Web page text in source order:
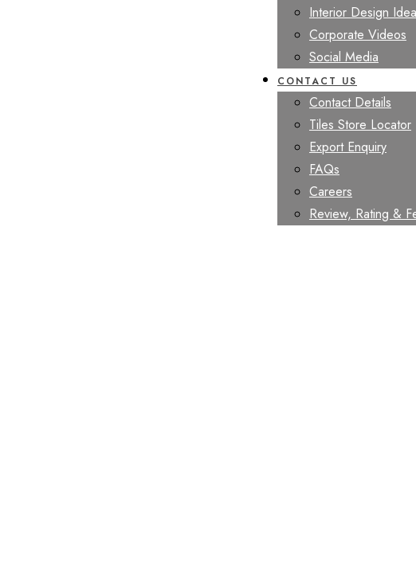
Interior Design
Corporate Videos
Social Media
CONTACT US
Contact Details
Tiles Store Locator
Export Enquiry
FAQs
Careers
Review, Rating &